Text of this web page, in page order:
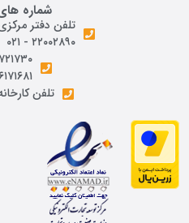
شماره
تلفن دفتر مرکزی : ۲۲۰۰۲۷۹۰
۲۲۰۰۲۸۹۰ - ۰۲۱
۶۶۷۲۱۷۳۰
۶۶۱۷۱۶۸۱ -
تلفن کارخانه :